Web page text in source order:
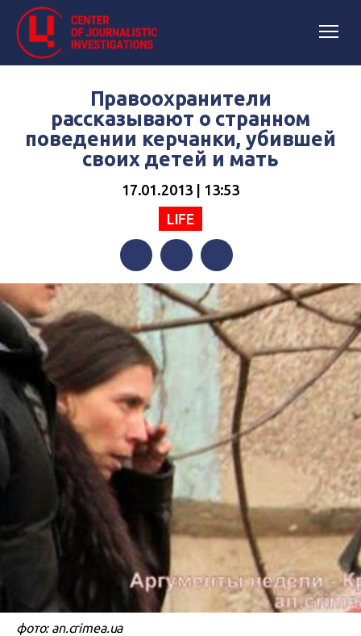
Правоохранители
рассказывают о странном
поведении керчанки, убившей
своих детей и мать
17.01.2013 | 13:53
LIFE
FacebookTwitterTelegram
фото: an.crimea.ua